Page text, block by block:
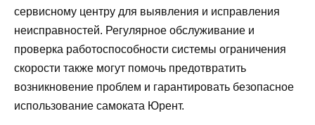
сервисному центру для выявления и исправления
неисправностей. Регулярное обслуживание и
проверка работоспособности системы ограничения
скорости также могут помочь предотвратить
возникновение проблем и гарантировать безопасное
использование самоката Юрент.